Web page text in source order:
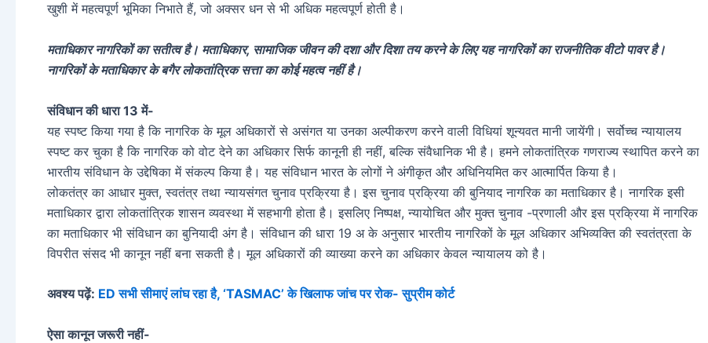
खुशी में महत्वपूर्ण भूमिका निभाते हैं, जो अक्सर धन से भी अधिक महत्वपूर्ण होती है।
मताधिकार नागरिकों का सतीत्व है। मताधिकार, सामाजिक जीवन की दशा और दिशा तय करने के लिए यह नागरिकों का राजनीतिक वीटो पावर है।
नागरिकों के मताधिकार के बगैर लोकतांत्रिक सत्ता का कोई महत्व नहीं है।
संविधान की धारा 13 में-
यह स्पष्ट किया गया है कि नागरिक के मूल अधिकारों से असंगत या उनका अल्पीकरण करने वाली विधियां शून्यवत मानी जायेंगी। सर्वोच्च न्यायालय
स्पष्ट कर चुका है कि नागरिक को वोट देने का अधिकार सिर्फ कानूनी ही नहीं, बल्कि संवैधानिक भी है। हमने लोकतांत्रिक गणराज्य स्थापित करने का
भारतीय संविधान के उद्देषिका में संकल्प किया है। यह संविधान भारत के लोगों ने अंगीकृत और अधिनियमित कर आत्मार्पित किया है।
लोकतंत्र का आधार मुक्त, स्वतंत्र तथा न्यायसंगत चुनाव प्रक्रिया है। इस चुनाव प्रक्रिया की बुनियाद नागरिक का मताधिकार है। नागरिक इसी
मताधिकार द्वारा लोकतांत्रिक शासन व्यवस्था में सहभागी होता है। इसलिए निष्पक्ष, न्यायोचित और मुक्त चुनाव -प्रणाली और इस प्रक्रिया में नागरिक
का मताधिकार भी संविधान का बुनियादी अंग है। संविधान की धारा 19 अ के अनुसार भारतीय नागरिकों के मूल अधिकार अभिव्यक्ति की स्वतंत्रता के
विपरीत संसद भी कानून नहीं बना सकती है। मूल अधिकारों की व्याख्या करने का अधिकार केवल न्यायालय को है।
अवश्य पढ़ें: ED सभी सीमाएं लांघ रहा है, ‘TASMAC’ के खिलाफ जांच पर रोक- सुप्रीम कोर्ट
ऐसा कानून जरूरी नहीं-